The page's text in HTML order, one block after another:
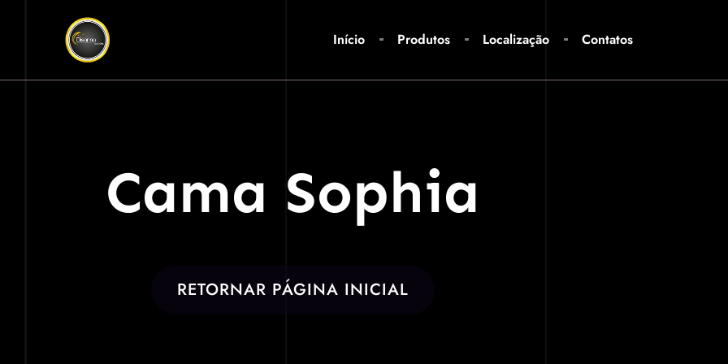
Início Produtos Localização Contatos
Cama Sophia
RETORNAR PÁGINA INICIAL